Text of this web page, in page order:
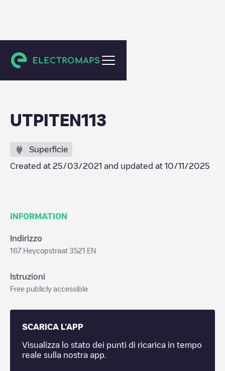
Utrecht
UTPITEN113
Superficie
Created at 25/03/2021 and updated at 10/11/2025
INFORMATION
Indirizzo
167 Heycopstraat 3521 EN
Istruzioni
Free publicly accessible
SCARICA L'APP
Visualizza lo stato dei punti di ricarica in tempo
reale sulla nostra app.